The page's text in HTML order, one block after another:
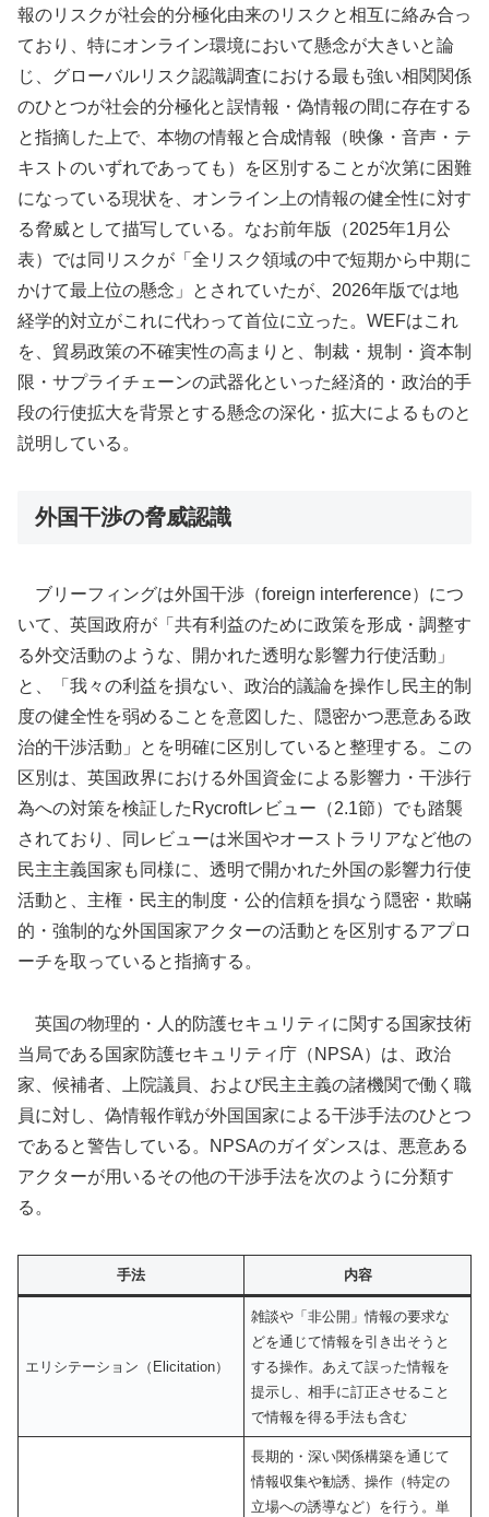
報のリスクが社会的分極化由来のリスクと相互に絡み合っ
ており、特にオンライン環境において懸念が大きいと論
じ、グローバルリスク認識調査における最も強い相関関係
のひとつが社会的分極化と誤情報・偽情報の間に存在する
と指摘した上で、本物の情報と合成情報（映像・音声・テ
キストのいずれであっても）を区別することが次第に困難
になっている現状を、オンライン上の情報の健全性に対す
る脅威として描写している。なお前年版（2025年1月公
表）では同リスクが「全リスク領域の中で短期から中期に
かけて最上位の懸念」とされていたが、2026年版では地
経学的対立がこれに代わって首位に立った。WEFはこれ
を、貿易政策の不確実性の高まりと、制裁・規制・資本制
限・サプライチェーンの武器化といった経済的・政治的手
段の行使拡大を背景とする懸念の深化・拡大によるものと
説明している。
外国干渉の脅威認識
ブリーフィングは外国干渉（foreign interference）につ
いて、英国政府が「共有利益のために政策を形成・調整す
る外交活動のような、開かれた透明な影響力行使活動」
と、「我々の利益を損ない、政治的議論を操作し民主的制
度の健全性を弱めることを意図した、隠密かつ悪意ある政
治的干渉活動」とを明確に区別していると整理する。この
区別は、英国政界における外国資金による影響力・干渉行
為への対策を検証したRycroftレビュー（2.1節）でも踏襲
されており、同レビューは米国やオーストラリアなど他の
民主主義国家も同様に、透明で開かれた外国の影響力行使
活動と、主権・民主的制度・公的信頼を損なう隠密・欺瞞
的・強制的な外国国家アクターの活動とを区別するアプロ
ーチを取っていると指摘する。
英国の物理的・人的防護セキュリティに関する国家技術
当局である国家防護セキュリティ庁（NPSA）は、政治
家、候補者、上院議員、および民主主義の諸機関で働く職
員に対し、偽情報作戦が外国国家による干渉手法のひとつ
であると警告している。NPSAのガイダンスは、悪意ある
アクターが用いるその他の干渉手法を次のように分類す
る。
手法 内容
エリシテーション（Elicitation）
雑談や「非公開」情報の要求な
どを通じて情報を引き出そうと
する操作。あえて誤った情報を
提示し、相手に訂正させること
で情報を得る手法も含む
長期的・深い関係構築を通じて
情報収集や勧誘、操作（特定の
立場への誘導など）を行う。単